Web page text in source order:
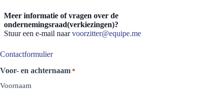
Meer informatie of vragen over de
ondernemingsraad(verkiezingen)?
Stuur een e-mail naarvoorzitter@equipe.me
Contactformulier
Voor- en achternaam *
Voornaam